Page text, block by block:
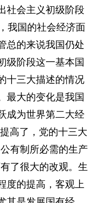
社会主义初级阶段
我国的社会经济面
总的来说我国仍处
级阶段这一基本国
十三大描述的情况
最大的变化是我国
成为世界第二大经
高了，党的十三大
有制所必需的生产
了很大的改观。生
度的提高，客观上